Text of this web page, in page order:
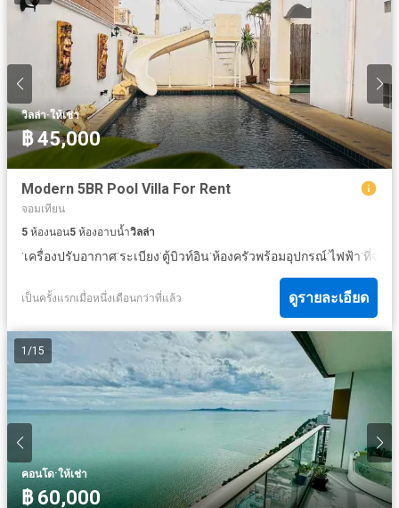
วิลล่า·ให้เช่า
฿ 45,000
Modern 5BR Pool Villa For Rent
จอมเทียน
5 ห้องนอน5 ห้องอาบน้ำวิลล่า
·เครื่องปรับอากาศ·ระเบียง·ตู้บิวท์อิน·ห้องครัวพร้อมอุปกรณ์·ไฟฟ้า·ที่จอด
เป็นครั้งแรกเมื่อหนึ่งเดือนกว่าที่แล้ว ดูรายละเอียด
1 /15
คอนโด·ให้เช่า
฿ 60,000